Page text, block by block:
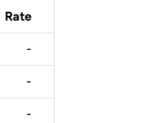
Rate
-
-
-